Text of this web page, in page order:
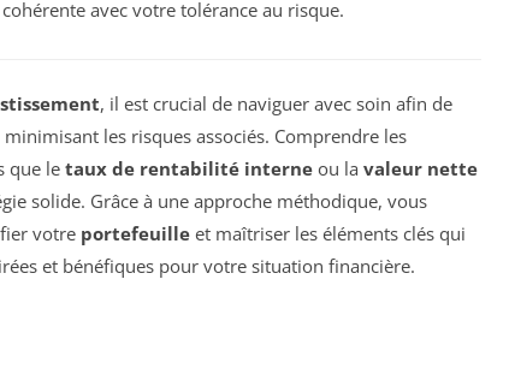
cohérente avec votre tolérance au risque.
, il est crucial de naviguer avec soin afin de
les risques associés. Comprendre les
que le taux de rentabilité interne ou la valeur nette
solide. Grâce à une approche méthodique, vous
votre portefeuille et maîtriser les éléments clés qui
et bénéfiques pour votre situation financière.